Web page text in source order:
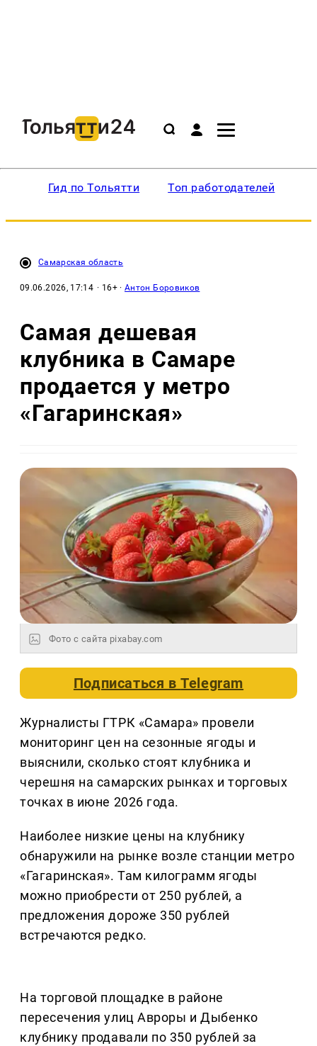
Гид по Тольятти Топ работодателей
Самарская область
09.06.2026, 17:14 · 16+ ·Антон Боровиков
Самая дешевая
клубника в Самаре
продается у метро
«Гагаринская»
Фото с сайта pixabay.com
Подписаться вTelegram
Журналисты ГТРК «Самара» провели
мониторинг цен на сезонные ягоды и
выяснили, сколько стоят клубника и
черешня на самарских рынках и торговых
точках в июне 2026 года.
Наиболее низкие цены на клубнику
обнаружили на рынке возле станции метро
«Гагаринская». Там килограмм ягоды
можно приобрести от 250 рублей, а
предложения дороже 350 рублей
встречаются редко.
На торговой площадке в районе
пересечения улиц Авроры и Дыбенко
клубнику продавали по 350 рублей за